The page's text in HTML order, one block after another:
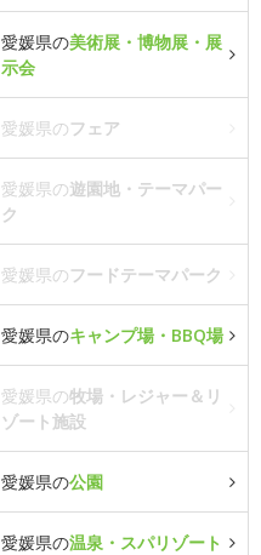
愛媛県の美術展・博物展・展
示会
愛媛県のフェア
愛媛県の遊園地・テーマパー
ク
愛媛県のフードテーマパーク
愛媛県のキャンプ場・BBQ場
愛媛県の牧場・レジャー＆リ
ゾート施設
愛媛県の公園
愛媛県の温泉・スパリゾート